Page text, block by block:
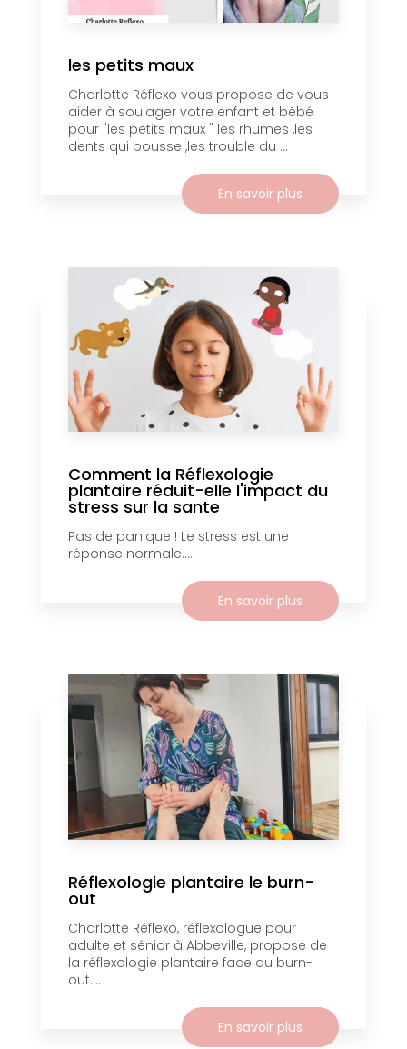
les petits maux
Charlotte Réflexo vous propose de vous
aider à soulager votre enfant et bébé
pour "les petits maux " les rhumes ,les
dents qui pousse ,les trouble du ...
En savoir plus
Comment la Réflexologie
plantaire réduit-elle l'impact du
stress sur la sante
Pas de panique ! Le stress est une
réponse normale....
En savoir plus
Réflexologie plantaire le burn-
out
Charlotte Réflexo, réflexologue pour
adulte et sénior à Abbeville, propose de
la réflexologie plantaire face au burn-
out....
En savoir plus